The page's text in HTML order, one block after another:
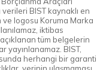
BIST kaynaklı en
logosu Koruma Marka
iktibas
tüm belgelerin
yayınlanamaz. BIST,
herhangi bir garanti